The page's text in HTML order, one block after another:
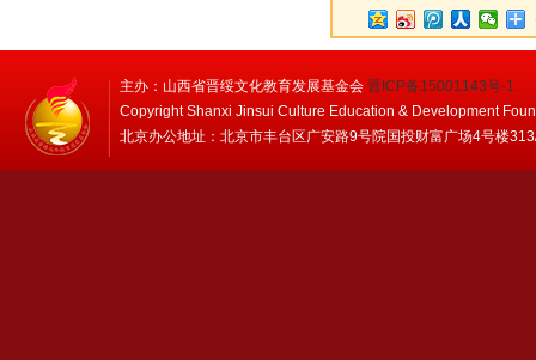
主办：山西省晋绥文化教育发展基金会 晋ICP备15001143号-1
Copyright Shanxi Jinsui Culture Education & Development
北京办公地址：北京市丰台区广安路9号院国投财富广场4号楼